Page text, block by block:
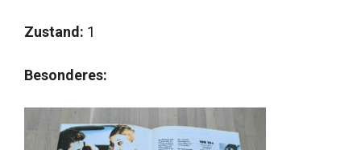
Zustand: 1
Besonderes: